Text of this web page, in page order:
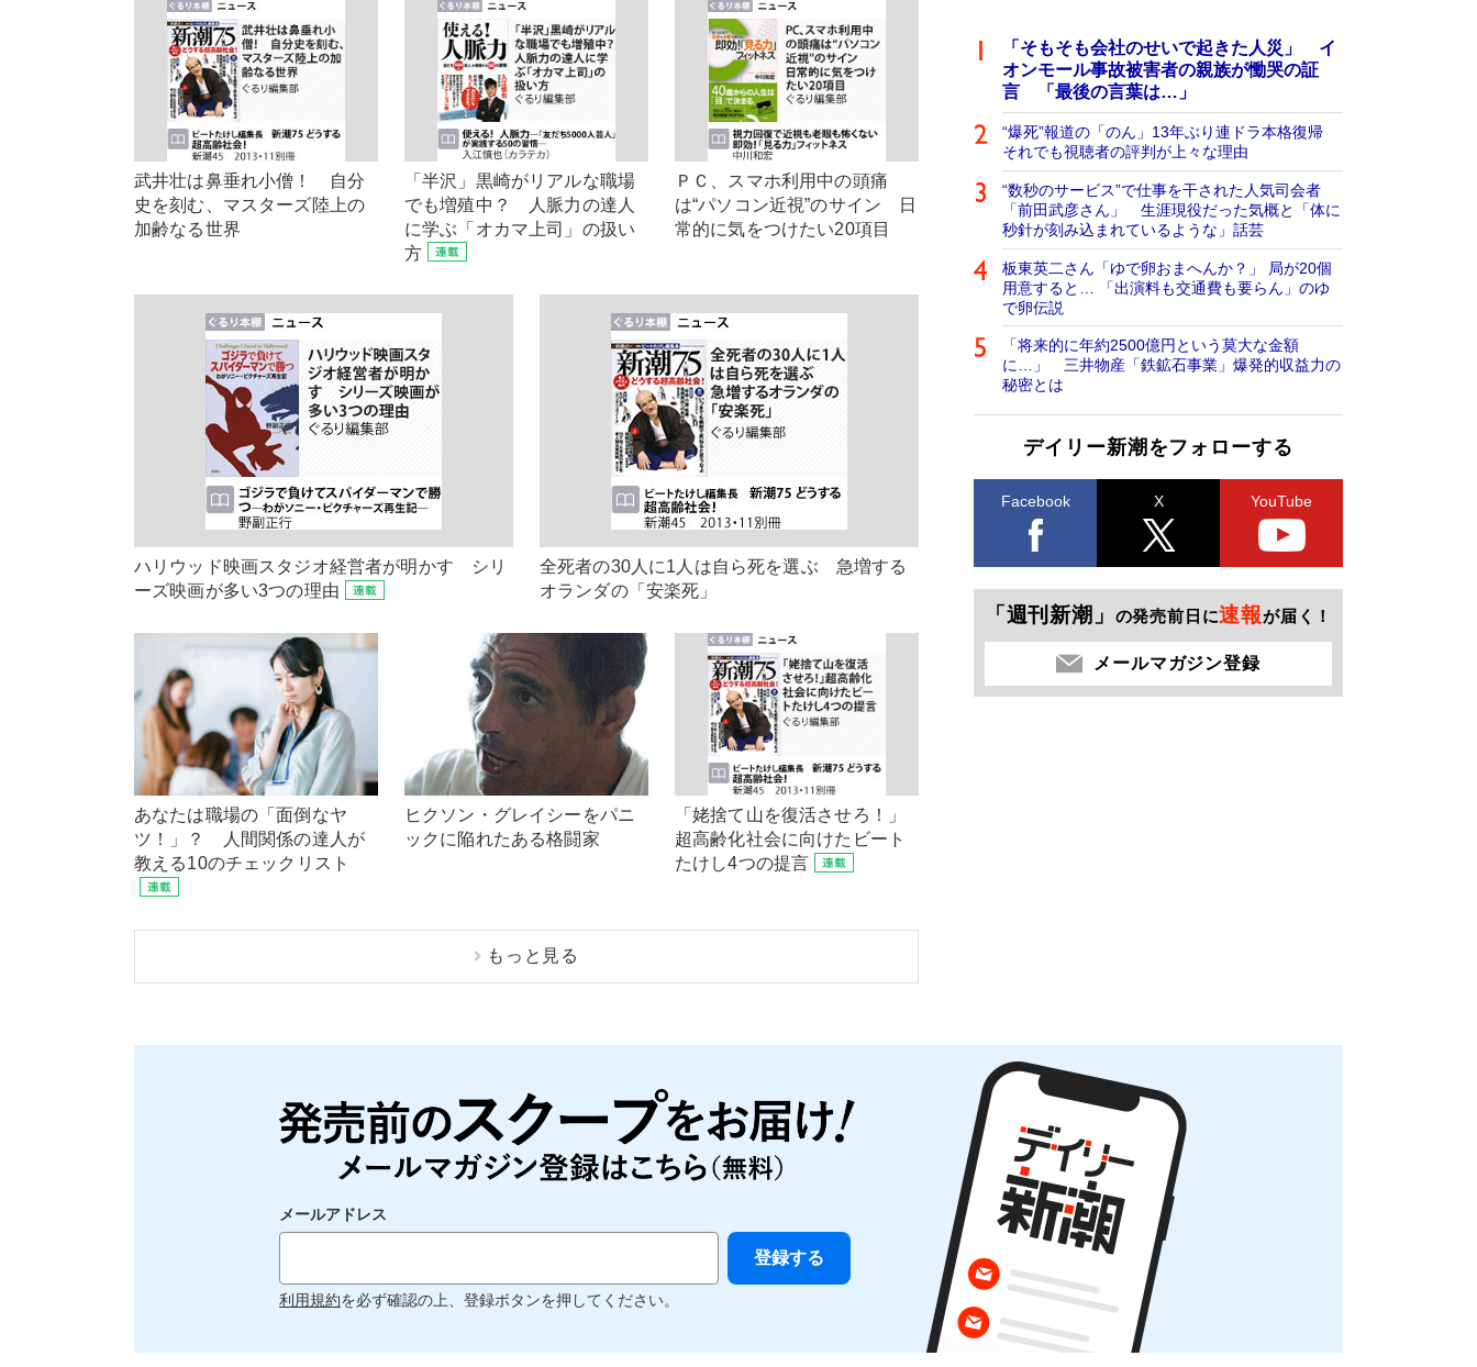
武井壮は鼻垂れ小僧！ 自分
史を刻む、マスターズ陸上の
加齢なる世界
「半沢」黒崎がリアルな職場
でも増殖中？ 人脈力の達人
に学ぶ「オカマ上司」の扱い
方
ＰＣ、スマホ利用中の頭痛
は“パソコン近視”のサイン 日
常的に気をつけたい20項目
ハリウッド映画スタジオ経営者が明かす シリ
ーズ映画が多い3つの理由
全死者の30人に1人は自ら死を選ぶ 急増する
オランダの「安楽死」
あなたは職場の「面倒なヤ
ツ！」？ 人間関係の達人が
教える10のチェックリスト
ヒクソン・グレイシーをパニ
ックに陥れたある格闘家
「姥捨て山を復活させろ！」
超高齢化社会に向けたビート
たけし4つの提言
もっと見る
「そもそも会社のせいで起きた人災」 イ
オンモール事故被害者の親族が慟哭の証
言 「最後の言葉は…」
“爆死”報道の「のん」13年ぶり連ドラ本格復帰
それでも視聴者の評判が上々な理由
“数秒のサービス”で仕事を干された人気司会者
「前田武彦さん」 生涯現役だった気概と「体に
秒針が刻み込まれているような」話芸
板東英二さん「ゆで卵おまへんか？」 局が20個
用意すると… 「出演料も交通費も要らん」のゆ
で卵伝説
「将来的に年約2500億円という莫大な金額
に…」 三井物産「鉄鉱石事業」爆発的収益力の
秘密とは
デイリー新潮をフォローする
Facebook X YouTube
「週刊新潮」 の発売前日に速報が届く！
メールマガジン登録
メールアドレス
利用規約を必ず確認の上、登録ボタンを押してください。